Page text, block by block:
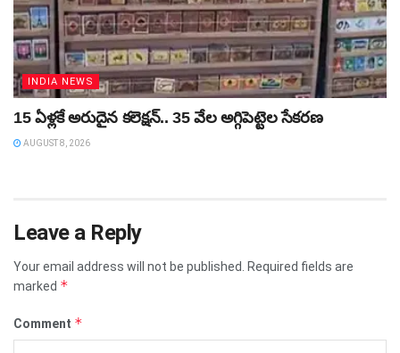
INDIA NEWS
15 ఏళ్లకే అరుదైన కలెక్షన్‌.. 35 వేల అగ్గిపెట్టెల సేకరణ
AUGUST 8, 2026
Leave a Reply
Your email address will not be published. Required fields are
marked *
Comment *